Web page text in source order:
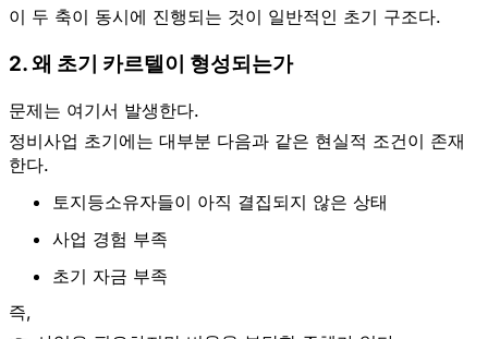
이 두 축이 동시에 진행되는 것이 일반적인 초기 구조다.
2. 왜 초기 카르텔이 형성되는가
문제는 여기서 발생한다.
정비사업 초기에는 대부분 다음과 같은 현실적 조건이 존재
한다.
토지등소유자들이 아직 결집되지 않은 상태
사업 경험 부족
초기 자금 부족
즉,